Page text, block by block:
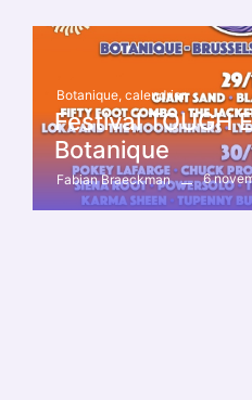
Botanique, calendrier
Festival TOUGH
Botanique
Fabian Braeckman 6